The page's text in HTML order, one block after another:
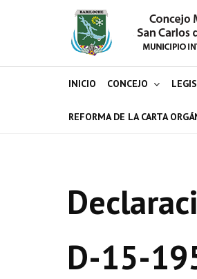
INICIO CONCEJO
REFORMA DE LA CARTA
D-15-